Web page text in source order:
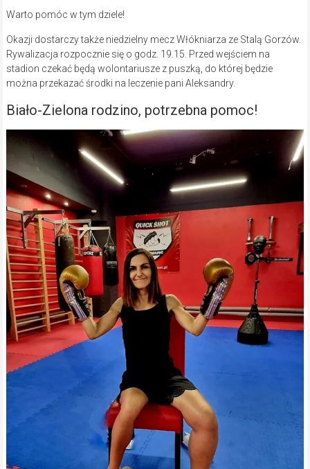
Warto pomóc w tym dziele!
Okazji dostarczy także niedzielny mecz Włókniarza ze Stalą Gorzów.
Rywalizacja rozpocznie się o godz. 19.15. Przed wejściem na
stadion czekać będą wolontariusze z puszką, do której będzie
można przekazać środki na leczenie pani Aleksandry.
Biało-Zielona rodzino, potrzebna pomoc!